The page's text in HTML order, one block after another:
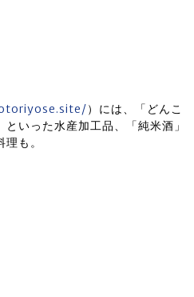
）には、「どんこ
いった水産加工品、「純米酒」
も。